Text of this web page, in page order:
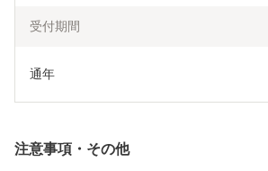
受付期間
通年
注意事項・その他